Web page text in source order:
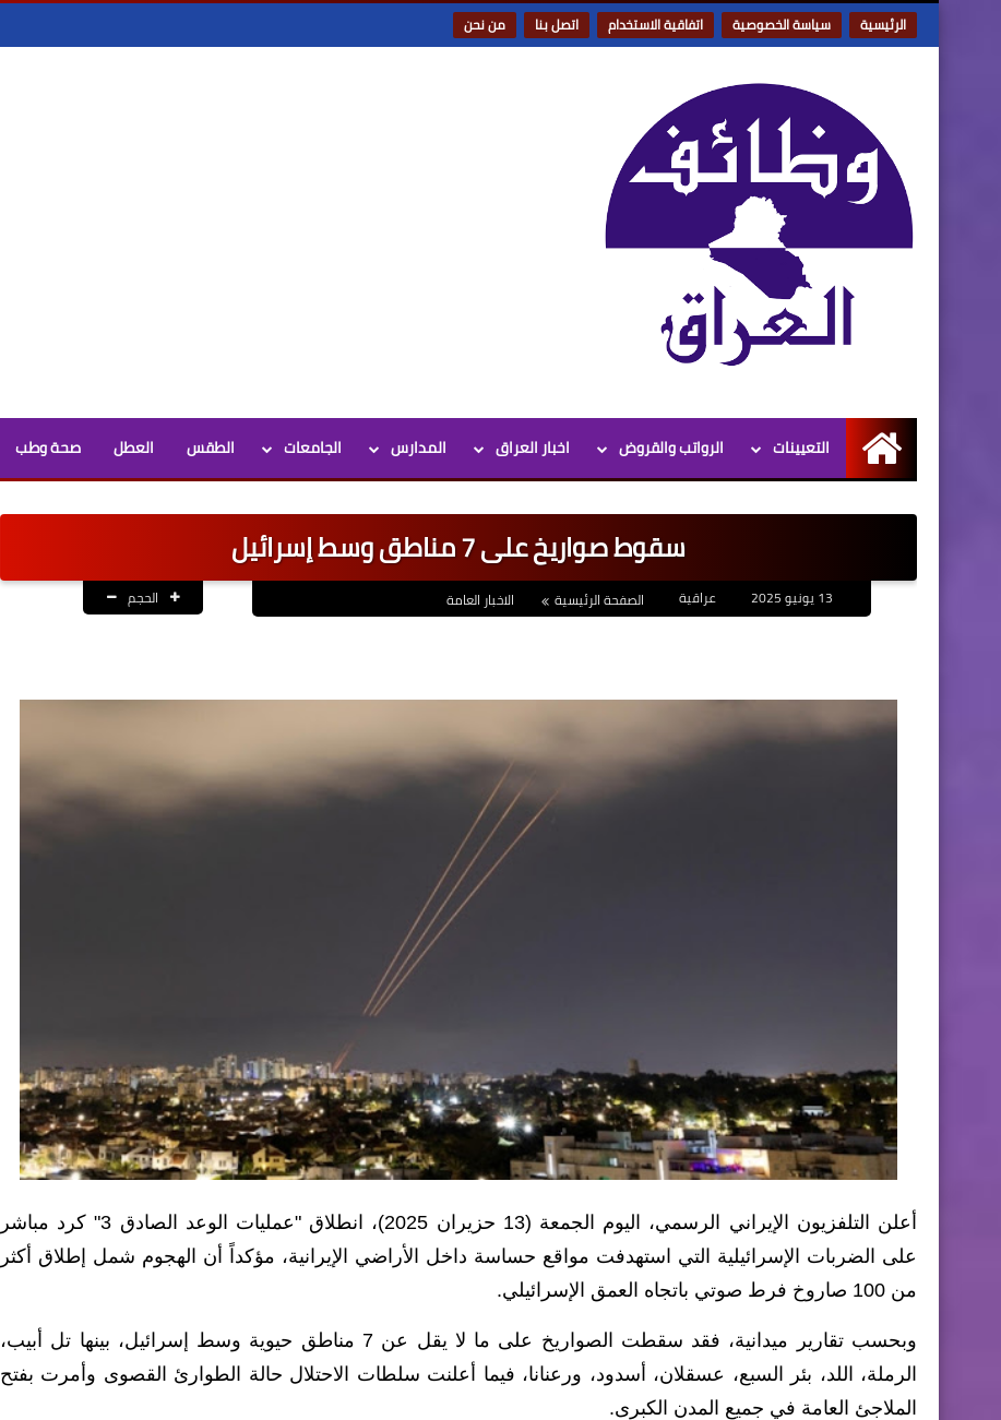
الرئيسية سياسة الخصوصية اتفاقية الاستخدام اتصل بنا من نحن
الرئيسية
التعيينات الرواتب والقروض اخبار العراق المدارس الجامعات الطقس العطل صحة وطب
سقوط صواريخ على 7 مناطق وسط إسرائيل
عراقية الصفحة الرئيسية الاخبار العامة الحجم
أعلن التلفزيون الإيراني الرسمي، اليوم الجمعة (13 حزيران 2025)، انطلاق "عمليات الوعد الصادق 3" كرد مباشر
على الضربات الإسرائيلية التي استهدفت مواقع حساسة داخل الأراضي الإيرانية، مؤكداً أن الهجوم شمل إطلاق أكثر
من 100 صاروخ فرط صوتي باتجاه العمق الإسرائيلي.
وبحسب تقارير ميدانية، فقد سقطت الصواريخ على ما لا يقل عن 7 مناطق حيوية وسط إسرائيل، بينها تل أبيب،
الرملة، اللد، بئر السبع، عسقلان، أسدود، ورعنانا، فيما أعلنت سلطات الاحتلال حالة الطوارئ القصوى وأمرت بفتح
الملاجئ العامة في جميع المدن الكبرى.